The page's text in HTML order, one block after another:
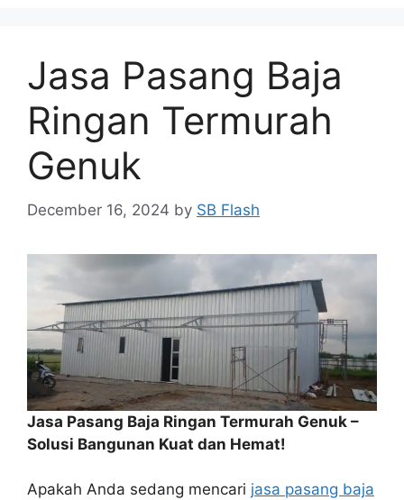
Jasa Pasang Baja
Ringan Termurah
Genuk
December 16, 2024 by SB Flash
Jasa Pasang Baja Ringan Termurah Genuk –
Solusi Bangunan Kuat dan Hemat!
Apakah Anda sedang mencari jasa pasang baja